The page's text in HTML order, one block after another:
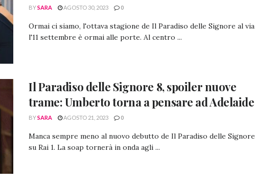
BYSARA AGOSTO 30, 2023 0
Ormai ci siamo, l'ottava stagione de Il Paradiso delle Signore al via
l'11 settembre è ormai alle porte. Al centro ...
Il Paradiso delle Signore 8, spoiler nuove
trame: Umberto torna a pensare ad Adelaide
BYSARA AGOSTO 21, 2023 0
Manca sempre meno al nuovo debutto de Il Paradiso delle Signore
su Rai 1. La soap tornerà in onda agli ...